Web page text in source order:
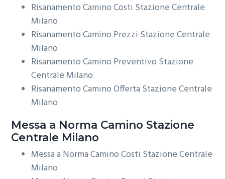
Risanamento Camino Costi Stazione Centrale
Milano
Risanamento Camino Prezzi Stazione Centrale
Milano
Risanamento Camino Preventivo Stazione
Centrale Milano
Risanamento Camino Offerta Stazione Centrale
Milano
Messa a Norma Camino Stazione
Centrale Milano
Messa a Norma Camino Costi Stazione Centrale
Milano